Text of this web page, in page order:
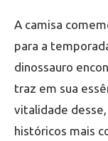
A camisa
para a
dinossauro
traz em sua
vitalidade
históricos mais